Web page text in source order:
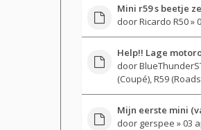
Mini r59 s beetje
doorRicardo R50»
Help!! Lage
door
(Coupé), R59
Mijn eerste mini
door gerspee » 03